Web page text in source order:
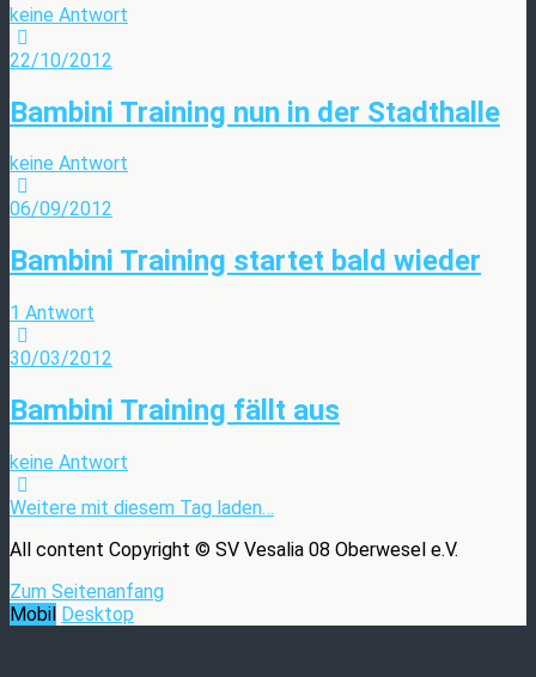
keine Antwort
22/10/2012
Bambini Training nun in der Stadthalle
keine Antwort
06/09/2012
Bambini Training startet bald wieder
1 Antwort
30/03/2012
Bambini Training fällt aus
keine Antwort
Weitere mit diesem Tag laden…
All content Copyright © SV Vesalia 08 Oberwesel e.V.
Zum Seitenanfang
Mobil Desktop